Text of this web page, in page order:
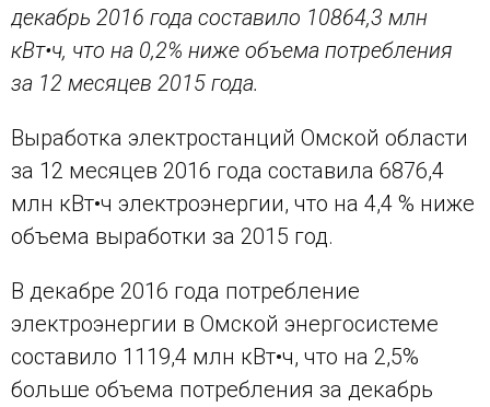
декабрь 2016 года составило 10864,3 млн
кВт•ч, что на 0,2% ниже объема потребления
за 12 месяцев 2015 года.
Выработка электростанций Омской области
за 12 месяцев 2016 года составила 6876,4
млн кВт•ч электроэнергии, что на 4,4 % ниже
объема выработки за 2015 год.
В декабре 2016 года потребление
электроэнергии в Омской энергосистеме
составило 1119,4 млн кВт•ч, что на 2,5%
больше объема потребления за декабрь